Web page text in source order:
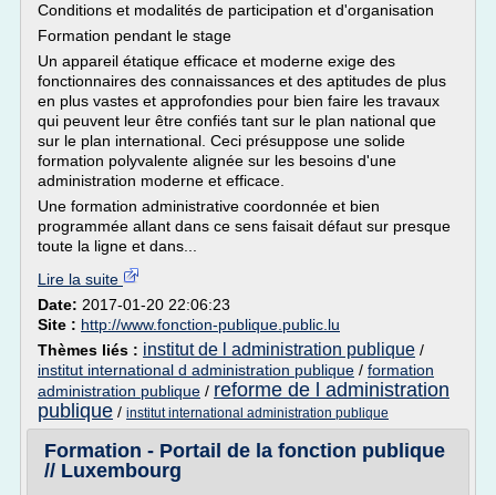
Conditions et modalités de participation et d'organisation
Formation pendant le stage
Un appareil étatique efficace et moderne exige des
fonctionnaires des connaissances et des aptitudes de plus
en plus vastes et approfondies pour bien faire les travaux
qui peuvent leur être confiés tant sur le plan national que
sur le plan international. Ceci présuppose une solide
formation polyvalente alignée sur les besoins d'une
administration moderne et efficace.
Une formation administrative coordonnée et bien
programmée allant dans ce sens faisait défaut sur presque
toute la ligne et dans...
Lire la suite
Date: 2017-01-20 22:06:23
Site : http://www.fonction-publique.public.lu
Thèmes liés : institut de l administration publique /
institut international d administration publique / formation
administration publique / reforme de l administration
publique / institut international administration publique
Formation - Portail de la fonction publique
// Luxembourg